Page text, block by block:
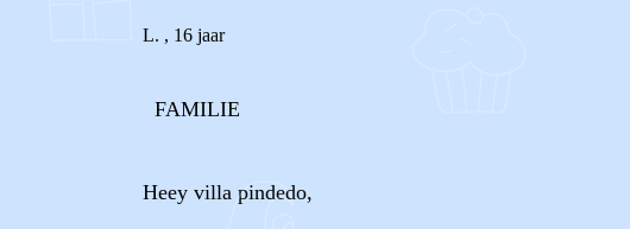
L. , 16 jaar
FAMILIE
Heey villa pindedo,